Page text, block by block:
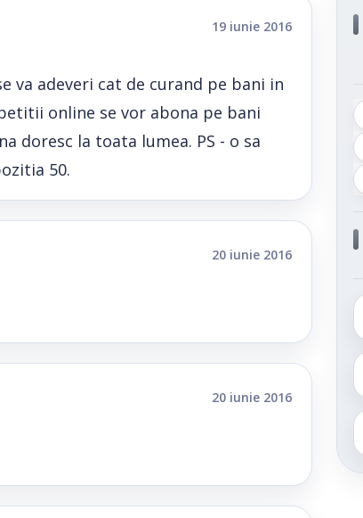
19 iunie 2016
va adeveri cat de curand pe bani in
online se vor abona pe bani
doresc la toata lumea. PS - o sa
50.
20 iunie 2016
20 iunie 2016